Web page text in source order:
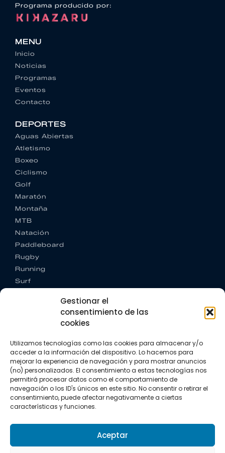
Gestionar el
consentimiento de las
cookies
Utilizamos tecnologías como las cookies para almacenar y/o
acceder a la información del dispositivo. Lo hacemos para
mejorar la experiencia de navegación y para mostrar anuncios
(no) personalizados. El consentimiento a estas tecnologías nos
permitirá procesar datos como el comportamiento de
navegación o los ID's únicos en este sitio. No consentir o retirar el
consentimiento, puede afectar negativamente a ciertas
características y funciones.
Aceptar
Programa producido por:
MENU
Inicio
Noticias
Programas
Eventos
Contacto
DEPORTES
Aguas Abiertas
Atletismo
Boxeo
Ciclismo
Golf
Maratón
Montaña
MTB
Natación
Paddleboard
Rugby
Running
Surf
CONTACTO
+34 662 342 177
info@vkssport.com
SÍGUENOS
Política de privacidad
Política de cookies